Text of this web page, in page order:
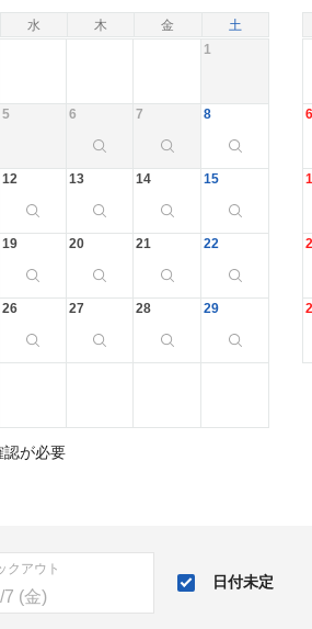
水 木 金 土
1
5 6 7 8
12 13 14 15
19 20 21 22
26 27 28 29
6
認が必要
クアウト
日付未定